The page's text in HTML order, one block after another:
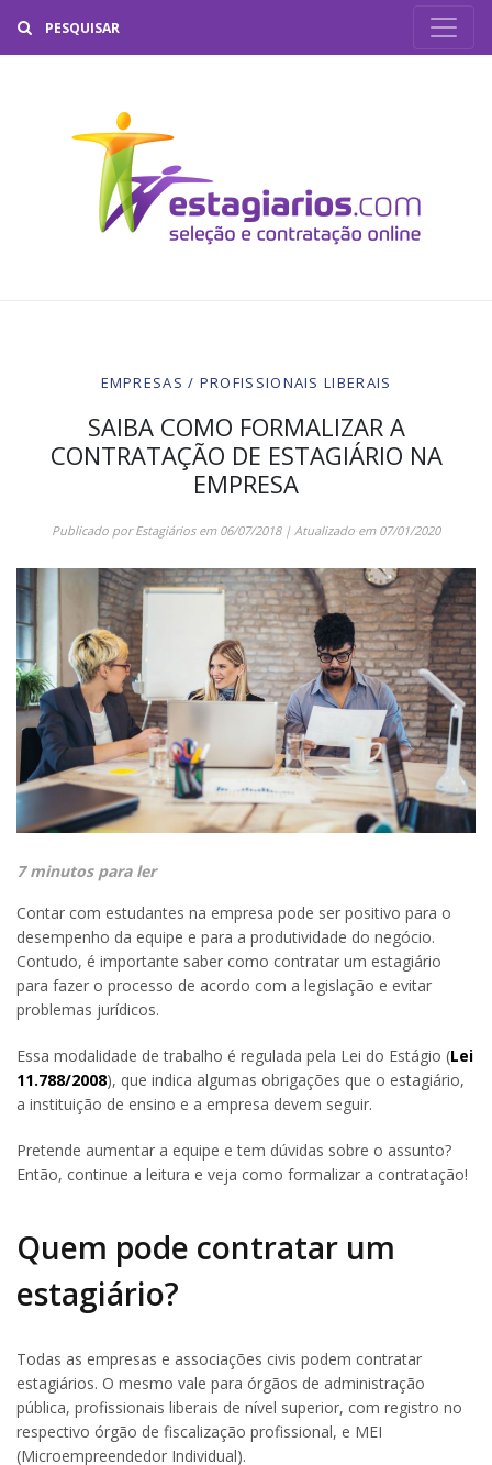
EMPRESAS / PROFISSIONAIS LIBERAIS
SAIBA COMO FORMALIZAR A
CONTRATAÇÃO DE ESTAGIÁRIO NA
EMPRESA
Publicado porEstagiáriosem 06/07/2018| Atualizado em 07/01/2020
7 minutos para ler
Contar com estudantes na empresa pode ser positivo para o
desempenho da equipe e para a produtividade do negócio.
Contudo, é importante saber como contratar um estagiário
para fazer o processo de acordo com a legislação e evitar
problemas jurídicos.
Essa modalidade de trabalho é regulada pela Lei do Estágio (Lei
11.788/2008), que indica algumas obrigações que o estagiário,
a instituição de ensino e a empresa devem seguir.
Pretende aumentar a equipe e tem dúvidas sobre o assunto?
Então, continue a leitura e veja como formalizar a contratação!
Quem pode contratar um
estagiário?
Todas as empresas e associações civis podem contratar
estagiários. O mesmo vale para órgãos de administração
pública, profissionais liberais de nível superior, com registro no
respectivo órgão de fiscalização profissional, e MEI
(Microempreendedor Individual).